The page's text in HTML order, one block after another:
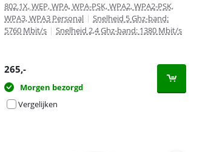
802.1X, WEP, WPA, WPA-PSK, WPA2, WPA2-PSK,
WPA3, WPA3 Personal | Snelheid 5 Ghz-band:
5760 Mbit/s | Snelheid 2,4 Ghz-band: 1380 Mbit/s
265,-
Morgen bezorgd
Vergelijken